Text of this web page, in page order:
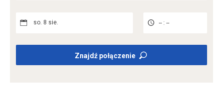
so. 8 sie. -- : --
Znajdź połączenie